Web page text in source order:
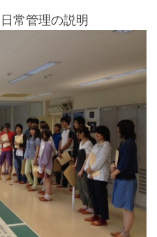
常管理の説明